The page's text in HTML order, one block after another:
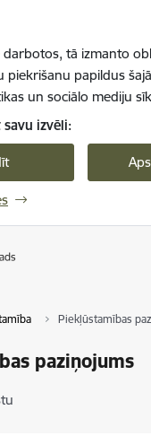
darbotos, tā izmanto
piekrišanu papildus
un sociālo mediju
izvēli:
Piekļūstamības
paziņojums